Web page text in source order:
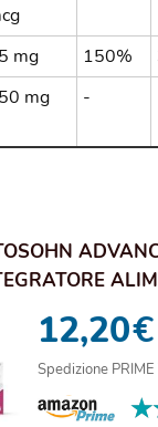
mg 150%
mg -
12,20€
Spedizione